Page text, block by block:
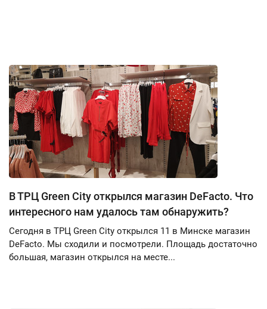
В ТРЦ Green City открылся магазин DeFacto. Что
интересного нам удалось там обнаружить?
Сегодня в ТРЦ Green City открылся 11 в Минске магазин
DeFacto. Мы сходили и посмотрели. Площадь достаточно
большая, магазин открылся на месте...